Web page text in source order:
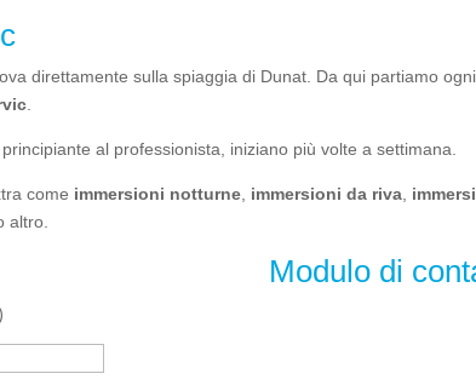
direttamente sulla spiaggia di Dunat. Da qui partiamo
principiante al professionista, iniziano più volte a settimana.
come immersioni notturne immersioni da riva
altro.
Modulo di